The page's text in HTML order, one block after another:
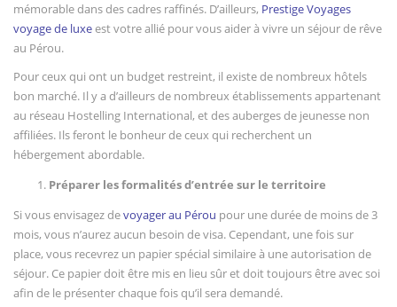
mémorable dans des cadres raffinés. D’ailleurs, Prestige Voyages
voyage de luxeest votre allié pour vous aider à vivre un séjour de rêve
au Pérou.
Pour ceux qui ont un budget restreint, il existe de nombreux hôtels
bon marché. Il y a d’ailleurs de nombreux établissements appartenant
au réseau Hostelling International, et des auberges de jeunesse non
affiliées. Ils feront le bonheur de ceux qui recherchent un
hébergement abordable.
Préparer les formalités d’entrée sur le territoire
Si vous envisagez devoyager au Pérou pour une durée de moins de 3
mois, vous n’aurez aucun besoin de visa. Cependant, une fois sur
place, vous recevrez un papier spécial similaire à une autorisation de
séjour. Ce papier doit être mis en lieu sûr et doit toujours être avec soi
afin de le présenter chaque fois qu’il sera demandé.